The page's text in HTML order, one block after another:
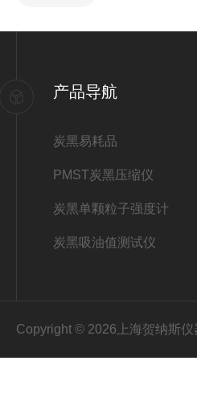
产品导航
炭黑易耗品
PMST炭黑压缩仪
炭黑单颗粒子强度计
炭黑吸油值测试仪
Copyright © 2026上海贺纳斯